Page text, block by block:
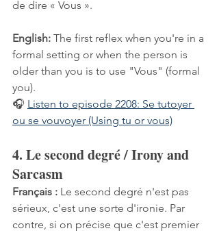
de dire « Vous ».
English: The first reflex when you're in a
formal setting or when the person is
older than you is to use "Vous" (formal
you).
🎧 Listen to episode 2208: Se tutoyer
ou se vouvoyer (Using tu or vous)
4. Le second degré / Irony and
Sarcasm
Français : Le second degré n'est pas
sérieux, c'est une sorte d'ironie. Par
contre, si on précise que c'est premier